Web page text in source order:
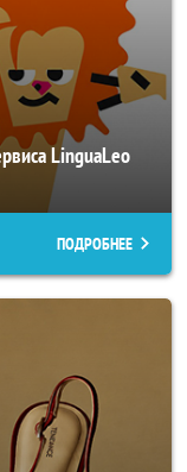
LinguaLeo
ПОДРОБНЕЕ